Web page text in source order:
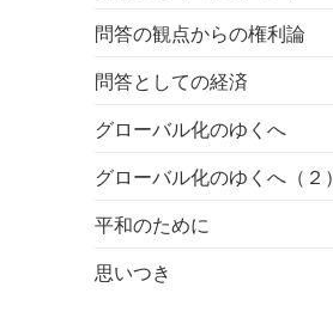
問答の観点からの権利論
問答としての経済
グローバル化のゆくへ
グローバル化のゆくへ（２）
平和のために
思いつき